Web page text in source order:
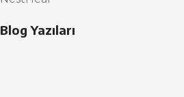
Blog Yazıları